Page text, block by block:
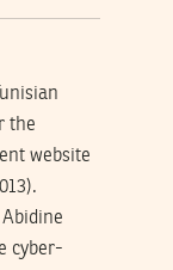
the
website
cyber-